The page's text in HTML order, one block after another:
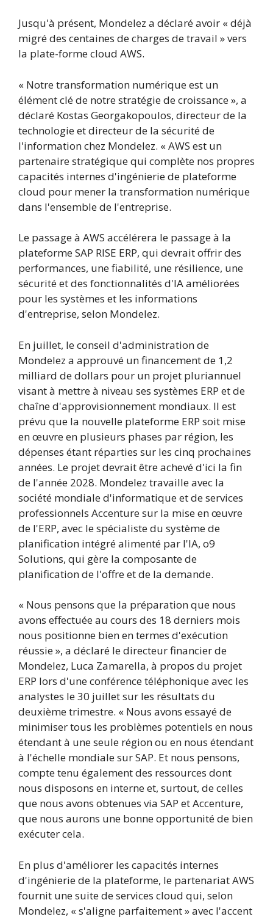
Jusqu'à présent, Mondelez a déclaré avoir « déjà
migré des centaines de charges de travail » vers
la plate-forme cloud AWS.
« Notre transformation numérique est un
élément clé de notre stratégie de croissance », a
déclaré Kostas Georgakopoulos, directeur de la
technologie et directeur de la sécurité de
l'information chez Mondelez. « AWS est un
partenaire stratégique qui complète nos propres
capacités internes d'ingénierie de plateforme
cloud pour mener la transformation numérique
dans l'ensemble de l'entreprise.
Le passage à AWS accélérera le passage à la
plateforme SAP RISE ERP, qui devrait offrir des
performances, une fiabilité, une résilience, une
sécurité et des fonctionnalités d'IA améliorées
pour les systèmes et les informations
d'entreprise, selon Mondelez.
En juillet, le conseil d'administration de
Mondelez a approuvé un financement de 1,2
milliard de dollars pour un projet pluriannuel
visant à mettre à niveau ses systèmes ERP et de
chaîne d'approvisionnement mondiaux. Il est
prévu que la nouvelle plateforme ERP soit mise
en œuvre en plusieurs phases par région, les
dépenses étant réparties sur les cinq prochaines
années. Le projet devrait être achevé d'ici la fin
de l'année 2028. Mondelez travaille avec la
société mondiale d'informatique et de services
professionnels Accenture sur la mise en œuvre
de l'ERP, avec le spécialiste du système de
planification intégré alimenté par l'IA, o9
Solutions, qui gère la composante de
planification de l'offre et de la demande.
« Nous pensons que la préparation que nous
avons effectuée au cours des 18 derniers mois
nous positionne bien en termes d'exécution
réussie », a déclaré le directeur financier de
Mondelez, Luca Zamarella, à propos du projet
ERP lors d'une conférence téléphonique avec les
analystes le 30 juillet sur les résultats du
deuxième trimestre. « Nous avons essayé de
minimiser tous les problèmes potentiels en nous
étendant à une seule région ou en nous étendant
à l'échelle mondiale sur SAP. Et nous pensons,
compte tenu également des ressources dont
nous disposons en interne et, surtout, de celles
que nous avons obtenues via SAP et Accenture,
que nous aurons une bonne opportunité de bien
exécuter cela.
En plus d'améliorer les capacités internes
d'ingénierie de la plateforme, le partenariat AWS
fournit une suite de services cloud qui, selon
Mondelez, « s'aligne parfaitement » avec l'accent